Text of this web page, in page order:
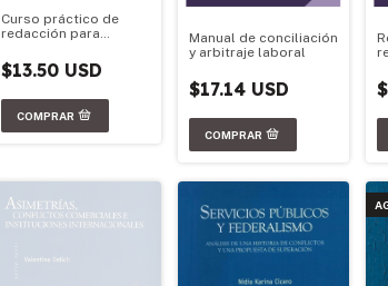
Curso práctico de
redacción para
$13.50 USD
Manual de conciliación
y arbitraje laboral
$17.14 USD